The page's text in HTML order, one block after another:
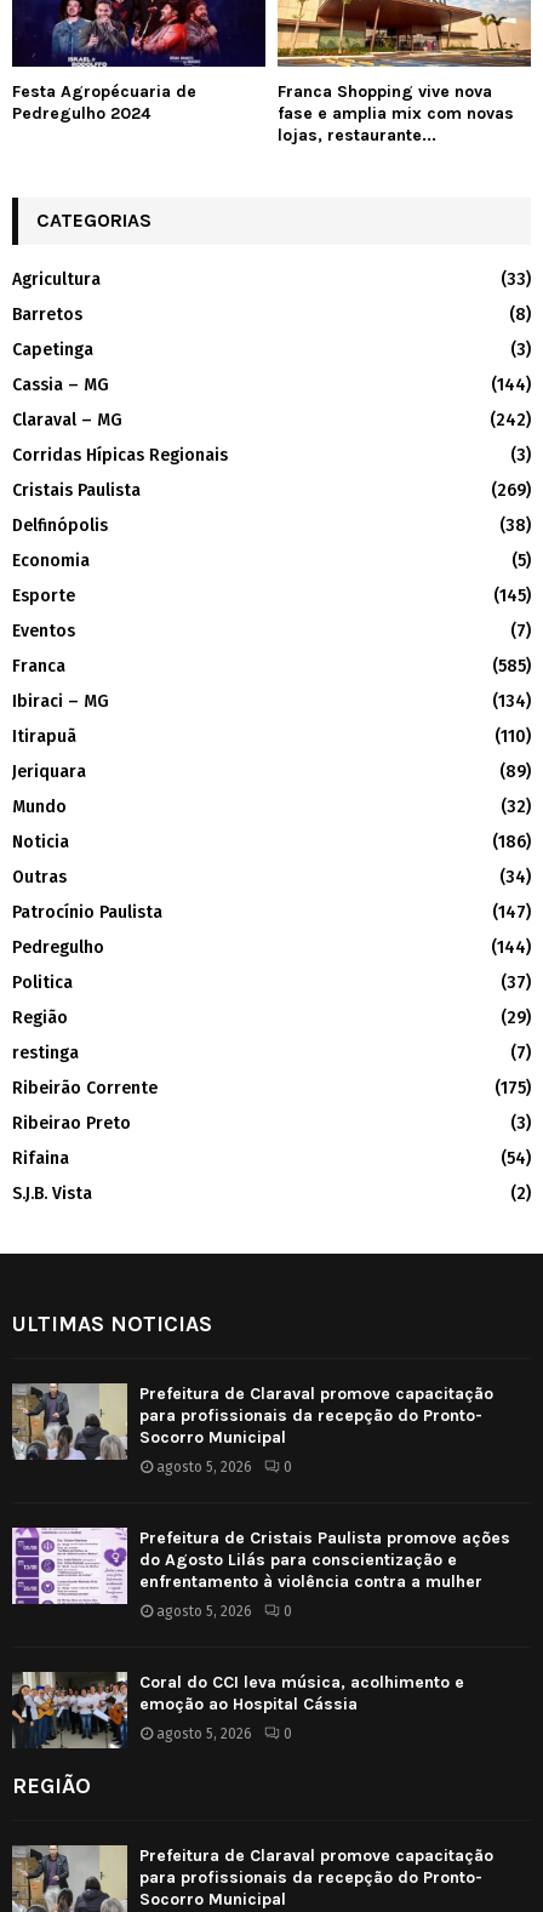
Festa Agropécuaria de
Pedregulho 2024
Franca Shopping vive nova
fase e amplia mix com novas
lojas, restaurante...
CATEGORIAS
Agricultura
(33)
Barretos
(8)
Capetinga
(3)
Cassia – MG
(144)
Claraval – MG
(242)
Corridas Hípicas Regionais
(3)
Cristais Paulista
(269)
Delfinópolis
(38)
Economia
(5)
Esporte
(145)
Eventos
(7)
Franca
(585)
Ibiraci – MG
(134)
Itirapuã
(110)
Jeriquara
(89)
Mundo
(32)
Noticia
(186)
Outras
(34)
Patrocínio Paulista
(147)
Pedregulho
(144)
Politica
(37)
Região
(29)
restinga
(7)
Ribeirão Corrente
(175)
Ribeirao Preto
(3)
Rifaina
(54)
S.J.B. Vista
(2)
ULTIMAS NOTICIAS
Prefeitura de Claraval promove capacitação
para profissionais da recepção do Pronto-
Socorro Municipal
agosto 5, 2026 0
Prefeitura de Cristais Paulista promove ações
do Agosto Lilás para conscientização e
enfrentamento à violência contra a mulher
agosto 5, 2026 0
Coral do CCI leva música, acolhimento e
emoção ao Hospital Cássia
agosto 5, 2026 0
REGIÃO
Prefeitura de Claraval promove capacitação
para profissionais da recepção do Pronto-
Socorro Municipal